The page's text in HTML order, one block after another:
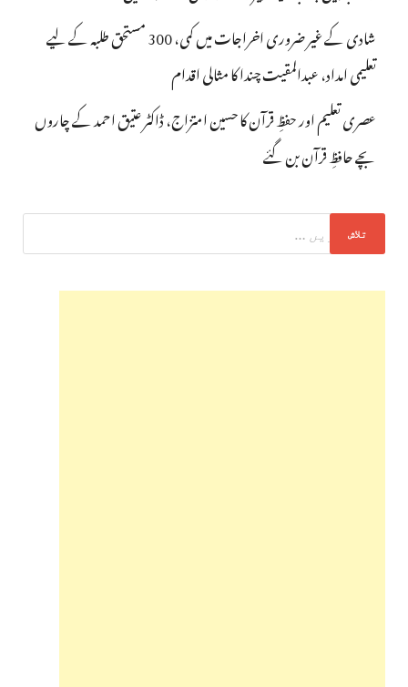
شادی کے غیر ضروری اخراجات میں کمی، 300 مستحق طلبہ کے لیے
تعلیمی امداد، عبدالمقیت چندا کا مثالی اقدام
عصری تعلیم اور حفظِ قرآن کا حسین امتزاج، ڈاکٹر عتیق احمد کے چاروں
بچے حافظِ قرآن بن گئے